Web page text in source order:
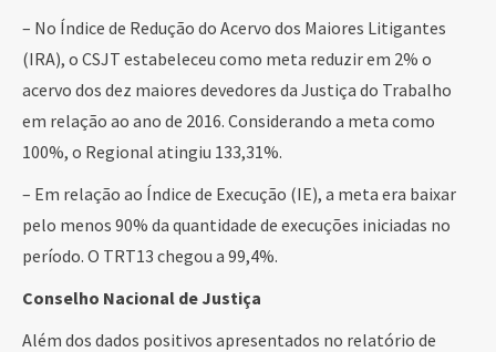
– No Índice de Redução do Acervo dos Maiores Litigantes
(IRA), o CSJT estabeleceu como meta reduzir em 2% o
acervo dos dez maiores devedores da Justiça do Trabalho
em relação ao ano de 2016. Considerando a meta como
100%, o Regional atingiu 133,31%.
– Em relação ao Índice de Execução (IE), a meta era baixar
pelo menos 90% da quantidade de execuções iniciadas no
período. O TRT13 chegou a 99,4%.
Conselho Nacional de Justiça
Além dos dados positivos apresentados no relatório de